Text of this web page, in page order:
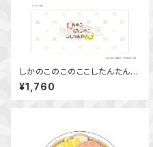
しかのこのこのここしたんたん
マグカップ
¥1,760